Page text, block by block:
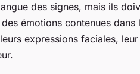
des signes, mais ils
émotions contenues dans
expressions faciales,